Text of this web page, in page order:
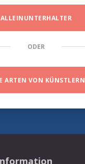
ALLEINUNTERHALTER
ODER
ARTEN VON KÜNSTLERN